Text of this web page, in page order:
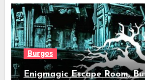
Burgos
Enigmagic Escape Room,